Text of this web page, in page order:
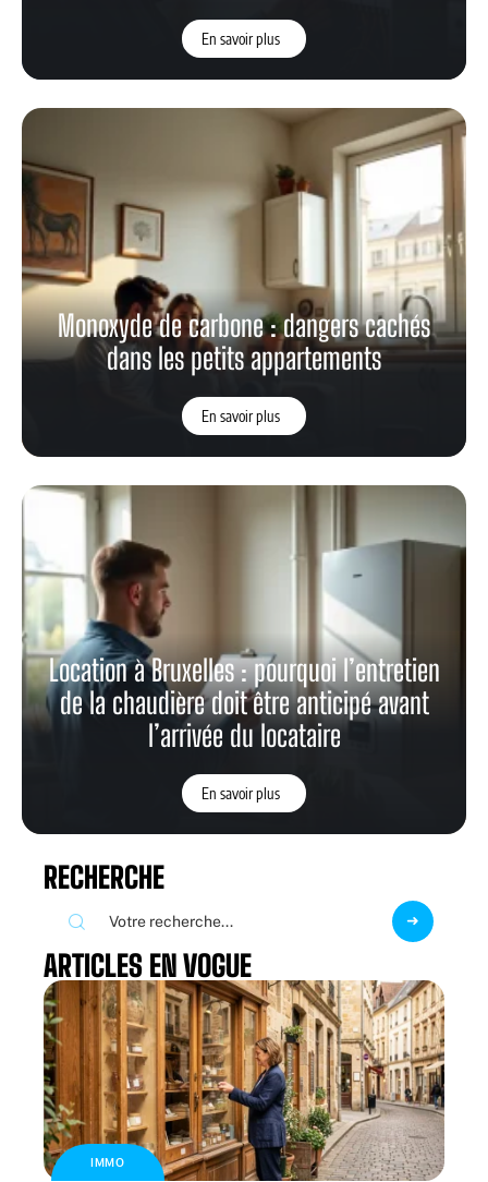
En savoir plus
Monoxyde de carbone : dangers cachés
dans les petits appartements
En savoir plus
Location à Bruxelles : pourquoi l’entretien
de la chaudière doit être anticipé avant
l’arrivée du locataire
En savoir plus
RECHERCHE
ARTICLES EN VOGUE
IMMO